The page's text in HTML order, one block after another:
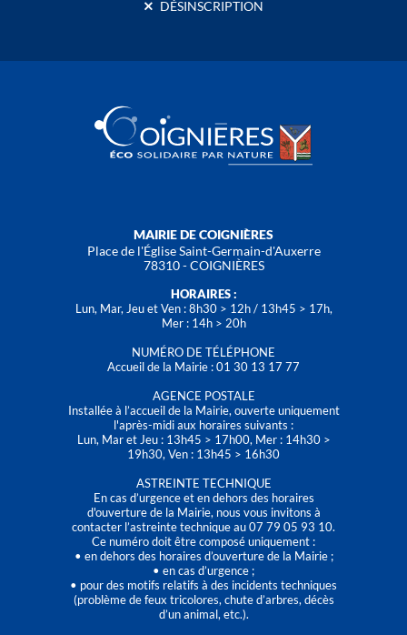
DÉSINSCRIPTION
MAIRIE DE COIGNIÈRES
Place de l'Église Saint-Germain-d'Auxerre
78310 - COIGNIÈRES
HORAIRES :
Lun, Mar, Jeu et Ven : 8h30 > 12h / 13h45 > 17h,
Mer : 14h > 20h
NUMÉRO DE TÉLÉPHONE
Accueil de la Mairie : 01 30 13 17 77
AGENCE POSTALE
Installée à l’accueil de la Mairie, ouverte uniquement
l'après-midi aux horaires suivants :
Lun, Mar et Jeu : 13h45 > 17h00, Mer : 14h30 >
19h30, Ven : 13h45 > 16h30
ASTREINTE TECHNIQUE
En cas d’urgence et en dehors des horaires
d'ouverture de la Mairie, nous vous invitons à
contacter l’astreinte technique au 07 79 05 93 10.
Ce numéro doit être composé uniquement :
• en dehors des horaires d’ouverture de la Mairie ;
• en cas d’urgence ;
• pour des motifs relatifs à des incidents techniques
(problème de feux tricolores, chute d’arbres, décès
d’un animal, etc.).